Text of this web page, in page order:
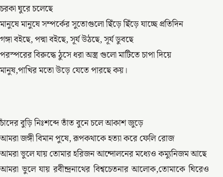
চরকা ঘুরে চলেছে
মানুষে মানুষে সম্পর্কের সুতোগুলো ছিঁড়ে ছিঁড়ে যাচ্ছে প্রতিদিন
গঙ্গা বইছে, পদ্মা বইছে, সূর্য উঠছে, সূর্য ডুবছে
পরস্পরের বিরুদ্ধে ঠুসে ধরা অস্ত্র গুলো মাটিতে চাপা দিয়ে
মানুষ,পাখির মতো উড়ে যেতে পারছে কয়।
চাঁদের বুড়ি নিঃশব্দে তাঁত বুনে চলে আকাশ জুড়ে
আমরা জঙ্গী বিমান পুষে, রূপকথাকে হত্যা করে ফেলি রোজ
আমরা ভুলে যায় তোমার হরিজন আন্দোলনের মধ্যেও কম্যুনিজম আছে
আমরা ভুলে যায় রবীন্দ্রনাথের বিশ্বচেতনার আলোক,তোমাকে ঘিরেও